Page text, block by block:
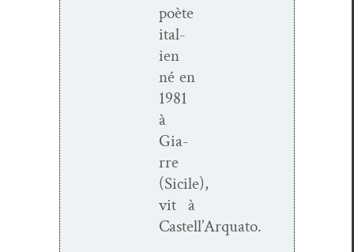
poète
ital­
ien
né en
1981
à
Gia­
rre
(Sicile),
vit à
Castell’Arquato.